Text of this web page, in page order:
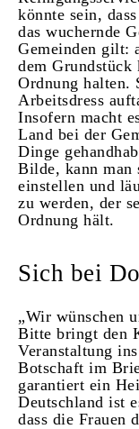
könnte sein,
das wuchernde
Gemeinden gilt:
dem Grundstück
Ordnung halten.
Arbeitsdress
Insofern macht
Land bei der
Dinge
Bilde, kann man
einstellen und
zu werden, der
Ordnung hält.
Sich bei
„Wir wünschen
Bitte bringt den
Veranstaltung
Botschaft im
garantiert ein
Deutschland ist
dass die Frauen